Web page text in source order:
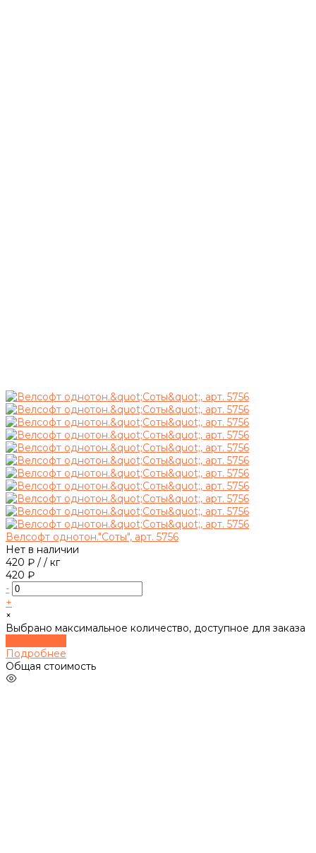
Велсофт однотон."Соты", арт. 5756
Нет в наличии
420 ₽ / / кг
420 ₽
-
+
×
Выбрано максимальное количество, доступное для заказа
Подробнее
Общая стоимость